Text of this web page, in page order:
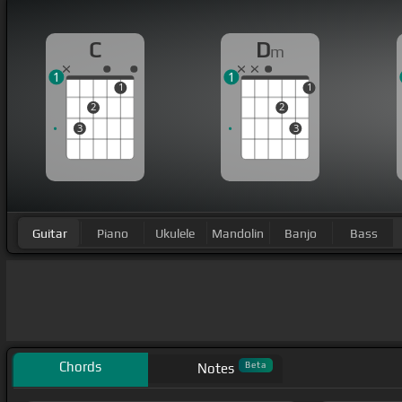
C
3
2
1
1
Dm
2
3
1
1
Guitar Piano Ukulele Mandolin Banjo Bass
Chords Notes Beta